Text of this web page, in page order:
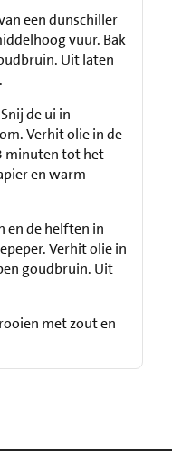
een dunschiller
vuur. Bak
Uit laten
de ui in
Verhit olie in de
minuten tot het
en warm
en de helften in
Verhit olie in
goudbruin. Uit
met zout en